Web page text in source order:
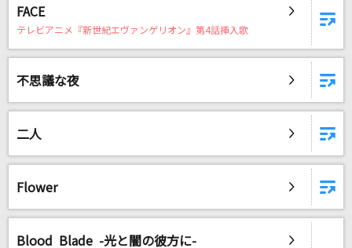
FACE
テレビアニメ『新世紀エヴァンゲリオン』第4話挿入歌
不思議な夜
二人
Flower
Blood Blade -光と闇の彼方に-